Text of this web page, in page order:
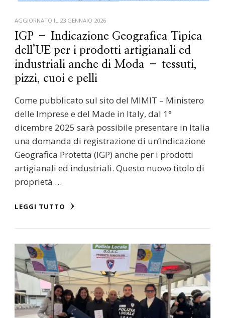
AGGIORNATO IL 23 GENNAIO 2026
IGP – Indicazione Geografica Tipica
dell’UE per i prodotti artigianali ed
industriali anche di Moda – tessuti,
pizzi, cuoi e pelli
Come pubblicato sul sito del MIMIT – Ministero
delle Imprese e del Made in Italy, dal 1°
dicembre 2025 sarà possibile presentare in Italia
una domanda di registrazione di un’Indicazione
Geografica Protetta (IGP) anche per i prodotti
artigianali ed industriali. Questo nuovo titolo di
proprietà …
LEGGI TUTTO